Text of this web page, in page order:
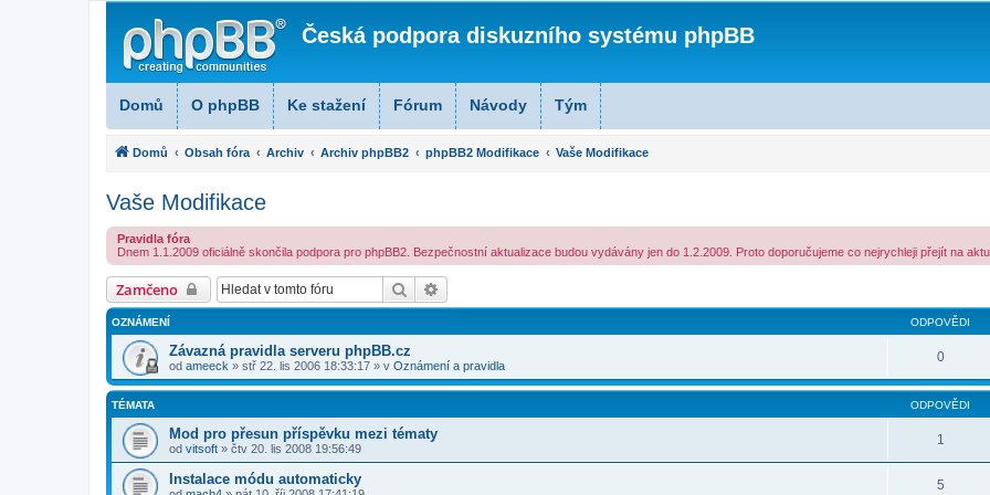
Česká podpora diskuzního systému phpBB
Domů O phpBB Ke stažení Fórum Návody Tým
Domů Obsah fóra Archiv Archiv phpBB2 phpBB2 Modifikace Vaše Modifikace
Vaše Modifikace
Pravidla fóra
Dnem 1.1.2009 oficiálně skončila podpora pro phpBB2. Bezpečnostní aktualizace budou vydávány jen do 1.2.2009. Proto doporučujeme co nejrychleji přejít na
Zamčeno Hledat
OZNÁMENÍ ODPOVĚDI
Závazná pravidla serveru phpBB.cz
od ameeck » stř 22. lis 2006 18:33:17 » v Oznámení a pravidla
0
TÉMATA ODPOVĚDI
Mod pro přesun příspěvku mezi tématy
od vitsoft » čtv 20. lis 2008 19:56:49
1
Instalace módu automaticky 5